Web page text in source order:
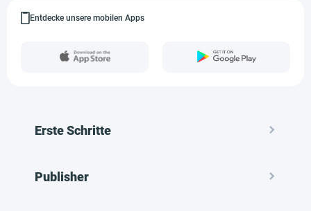
Entdecke unsere mobilen Apps
Erste Schritte
Publisher